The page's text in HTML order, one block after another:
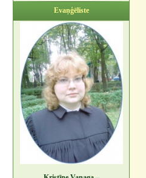
Evaņģēliste